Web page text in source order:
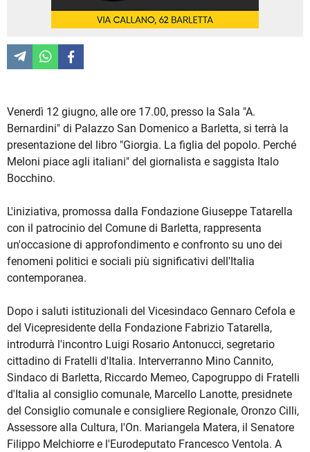
Venerdì 12 giugno, alle ore 17.00, presso la Sala "A.
Bernardini" di Palazzo San Domenico a Barletta, si terrà la
presentazione del libro "Giorgia. La figlia del popolo. Perché
Meloni piace agli italiani" del giornalista e saggista Italo
Bocchino.
L'iniziativa, promossa dalla Fondazione Giuseppe Tatarella
con il patrocinio del Comune di Barletta, rappresenta
un'occasione di approfondimento e confronto su uno dei
fenomeni politici e sociali più significativi dell'Italia
contemporanea.
Dopo i saluti istituzionali del Vicesindaco Gennaro Cefola e
del Vicepresidente della Fondazione Fabrizio Tatarella,
introdurrà l'incontro Luigi Rosario Antonucci, segretario
cittadino di Fratelli d'Italia. Interverranno Mino Cannito,
Sindaco di Barletta, Riccardo Memeo, Capogruppo di Fratelli
d'Italia al consiglio comunale, Marcello Lanotte, presidnete
del Consiglio comunale e consigliere Regionale, Oronzo Cilli,
Assessore alla Cultura, l'On. Mariangela Matera, il Senatore
Filippo Melchiorre e l'Eurodeputato Francesco Ventola. A